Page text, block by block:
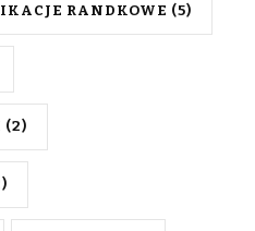
RANDKOWE (5)
(2)